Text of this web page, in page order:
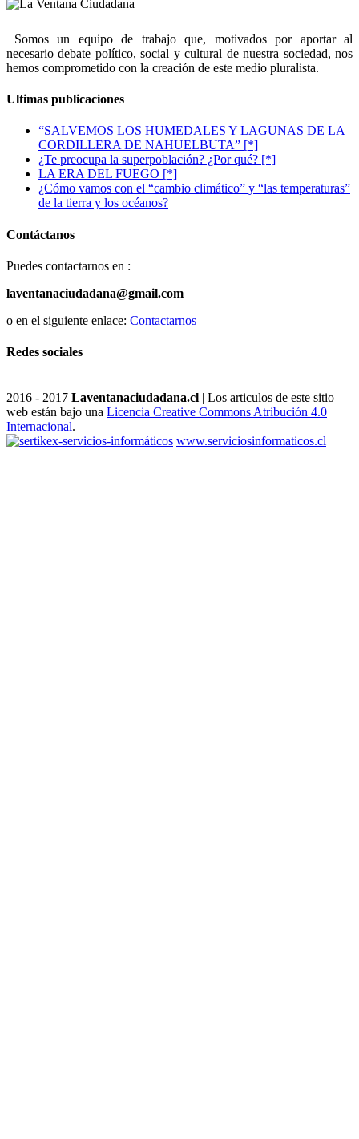
Somos un equipo de trabajo que, motivados por aportar al
necesario debate político, social y cultural de nuestra sociedad, nos
hemos comprometido con la creación de este medio pluralista.
Ultimas publicaciones
“SALVEMOS LOS HUMEDALES Y LAGUNAS DE LA
CORDILLERA DE NAHUELBUTA” [*]
¿Te preocupa la superpoblación? ¿Por qué? [*]
LA ERA DEL FUEGO [*]
¿Cómo vamos con el “cambio climático” y “las temperaturas”
de la tierra y los océanos?
Contáctanos
Puedes contactarnos en :
laventanaciudadana@gmail.com
o en el siguiente enlace: Contactarnos
Redes sociales
2016 - 2017 Laventanaciudadana.cl | Los articulos de este sitio
web están bajo una Licencia Creative Commons Atribución 4.0
Internacional.
www.serviciosinformaticos.cl